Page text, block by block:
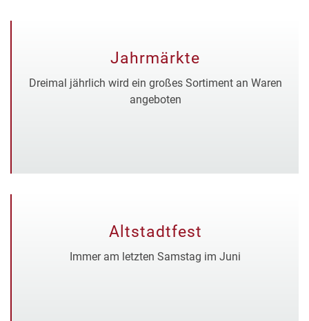
Jahrmärkte
Dreimal jährlich wird ein großes Sortiment an Waren
angeboten
Altstadtfest
Immer am letzten Samstag im Juni